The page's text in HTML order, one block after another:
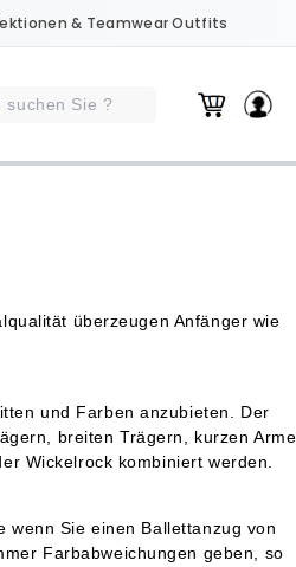
& Teamwear Outfits
überzeugen Anfänger wie
und Farben anzubieten. Der
breiten Trägern, kurzen
Wickelrock kombiniert werden.
wenn Sie einen Ballettanzug von
Farbabweichungen geben, so